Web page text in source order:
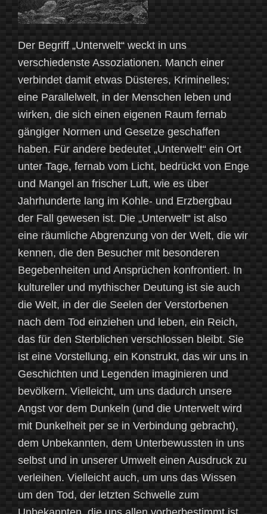
Der Begriff „Unterwelt“ weckt in uns
verschiedenste Assoziationen. Manch einer
verbindet damit etwas Düsteres, Kriminelles;
eine Parallelwelt, in der Menschen leben und
wirken, die sich einen eigenen Raum fernab
gängiger Normen und Gesetze geschaffen
haben. Für andere bedeutet „Unterwelt“ ein Ort
unter Tage, fernab vom Licht, bedrückt von Enge
und Mangel an frischer Luft, wie es über
Jahrhunderte lang im Kohle- und Erzbergbau
der Fall gewesen ist. Die „Unterwelt“ ist also
eine räumliche Abgrenzung von der Welt, die wir
kennen, die den Besucher mit besonderen
Begebenheiten und Ansprüchen konfrontiert. In
kultureller und mythischer Deutung ist sie auch
die Welt, in der die Seelen der Verstorbenen
nach dem Tod einziehen und leben, ein Reich,
das für den Sterblichen verschlossen bleibt. Sie
ist eine Vorstellung, ein Konstrukt, das wir uns in
Geschichten und Legenden imaginieren und
bevölkern. Vielleicht, um uns dadurch unsere
Angst vor dem Dunkeln (und die Unterwelt wird
mit Dunkelheit per se in Verbindung gebracht),
dem Unbekannten, dem Unterbewussten in uns
selbst und in unserer Umwelt einen Ausdruck zu
verleihen. Vielleicht auch, um uns das Wissen
um den Tod, der letzten Schwelle zum